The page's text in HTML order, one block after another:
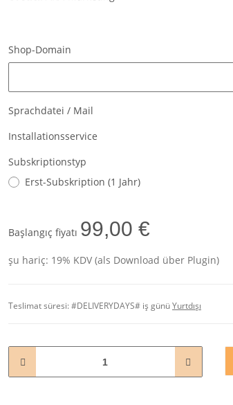
Shop-Domain
Sprachdatei / Mail
Installationsservice
Subskriptionstyp
Erst-Subskription (1 Jahr)
Başlangıç fiyatı 99,00 €
şu hariç: 19% KDV (als Download über Plugin)
Teslimat süresi:#DELIVERYDAYS# iş günüYurtdışı